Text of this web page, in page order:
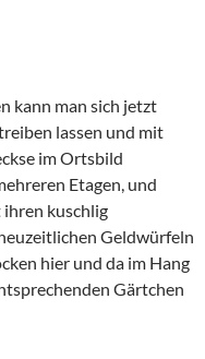
kann man sich jetzt
lassen und mit
im Ortsbild
Etagen, und
kuschlig
Geldwürfeln
hier und da im Hang
Gärtchen